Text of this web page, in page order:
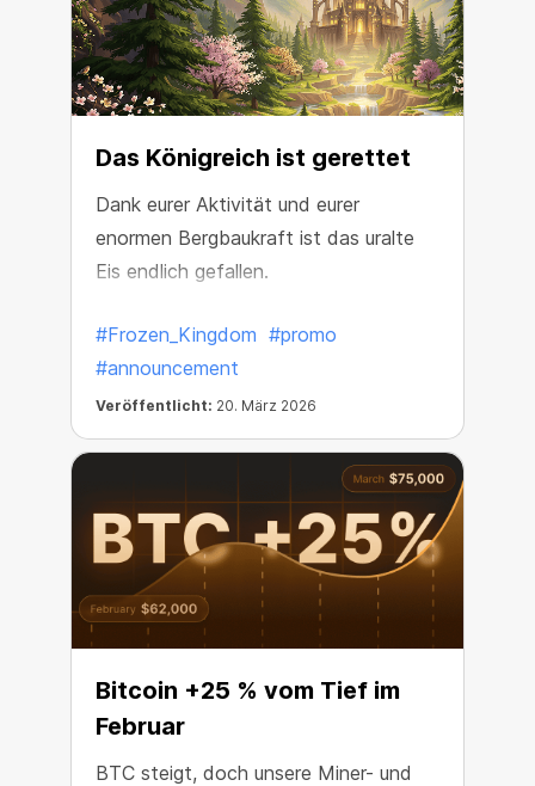
Das Königreich ist gerettet
Dank eurer Aktivität und eurer
enormen Bergbaukraft ist das uralte
Eis endlich gefallen.
#Frozen_Kingdom #promo
#announcement
Veröffentlicht: 20. März 2026
Bitcoin +25 % vom Tief im
Februar
BTC steigt, doch unsere Miner- und